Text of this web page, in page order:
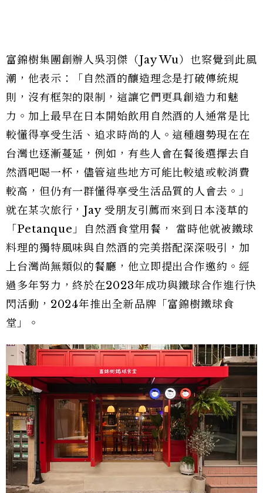
富錦樹集團創辦人吳羽傑（Jay Wu）也察覺到此風
潮，他表示：「自然酒的釀造理念是打破傳統規
則，沒有框架的限制，這讓它們更具創造力和魅
力。加上最早在日本開始飲用自然酒的人通常是比
較懂得享受生活、追求時尚的人。這種趨勢現在在
台灣也逐漸蔓延，例如，有些人會在餐後選擇去自
然酒吧喝一杯，儘管這些地方可能比較遠或較消費
較高，但仍有一群懂得享受生活品質的人會去。」
就在某次旅行，Jay 受朋友引薦而來到日本淺草的
「Petanque」自然酒食堂用餐， 當時他就被鐵球
料理的獨特風味與自然酒的完美搭配深深吸引，加
上台灣尚無類似的餐廳，他立即提出合作邀約。經
過多年努力，終於在2023年成功與鐵球合作進行快
閃活動，2024年推出全新品牌「富錦樹鐵球食
堂」。